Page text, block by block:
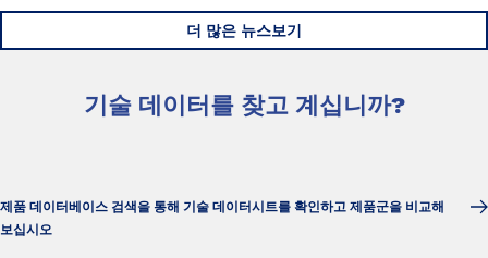
더 많은 뉴스보기
기술 데이터를 찾고 계십니까?
제품 데이터베이스 검색을 통해 기술 데이터시트를 확인하고 제품군을 비교해
보십시오